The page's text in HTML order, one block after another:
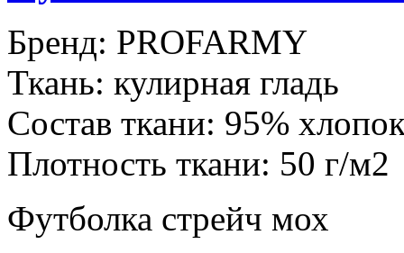
Бренд: PROFARMY
Ткань: кулирная гладь
Состав ткани: 95%
Плотность ткани: 50 г/м2
Футболка стрейч мох